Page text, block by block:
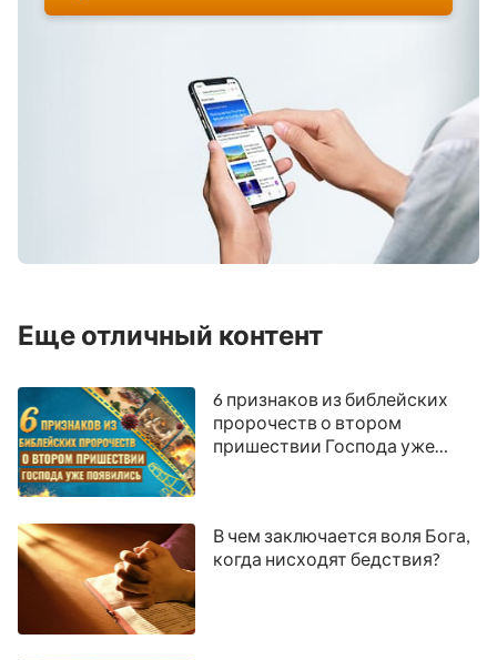
Еще отличный контент
6 признаков из библейских
пророчеств о втором
пришествии Господа уже
В чем заключается воля Бога,
когда нисходят бедствия?